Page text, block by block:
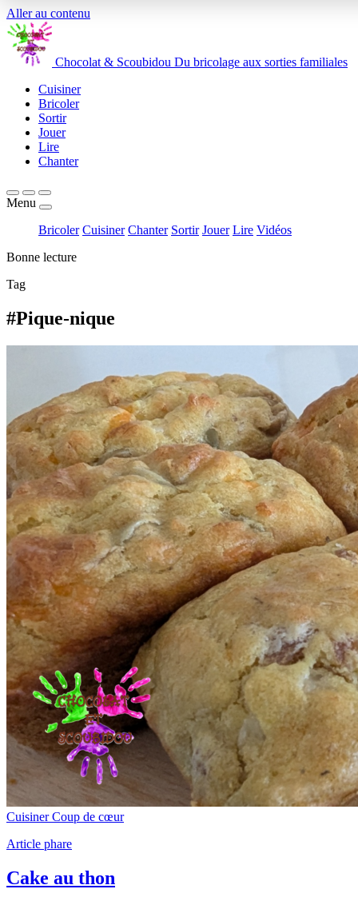
Aller au contenu
Chocolat & Scoubidou Du bricolage aux sorties familiales
Cuisiner
Bricoler
Sortir
Jouer
Lire
Chanter
Menu
Bricoler Cuisiner Chanter Sortir Jouer Lire Vidéos
Bonne lecture
Tag
#Pique-nique
Cuisiner Coup de cœur
Article phare
Cake au thon